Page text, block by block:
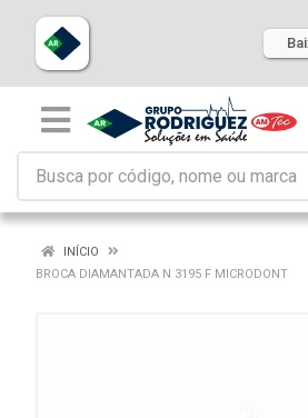
INÍCIO
BROCA DIAMANTADA N 3195 F MICRODONT